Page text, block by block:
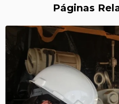
MANUTENÇÃO DE MEDIDORES
MANUTENÇÃO EM
MEDIÇÃO DE FERRITA
Páginas